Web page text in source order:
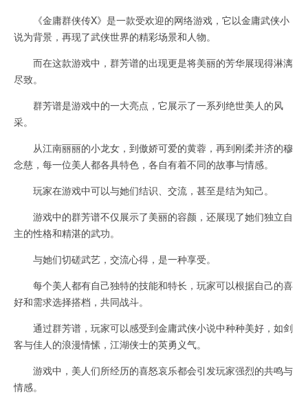
《金庸群侠传X》是一款受欢迎的网络游戏，它以金庸武侠小
说为背景，再现了武侠世界的精彩场景和人物。
而在这款游戏中，群芳谱的出现更是将美丽的芳华展现得淋漓
尽致。
群芳谱是游戏中的一大亮点，它展示了一系列绝世美人的风
采。
从江南丽丽的小龙女，到傲娇可爱的黄蓉，再到刚柔并济的穆
念慈，每一位美人都各具特色，各自有着不同的故事与情感。
玩家在游戏中可以与她们结识、交流，甚至是结为知己。
游戏中的群芳谱不仅展示了美丽的容颜，还展现了她们独立自
主的性格和精湛的武功。
与她们切磋武艺，交流心得，是一种享受。
每个美人都有自己独特的技能和特长，玩家可以根据自己的喜
好和需求选择搭档，共同战斗。
通过群芳谱，玩家可以感受到金庸武侠小说中种种美好，如剑
客与佳人的浪漫情愫，江湖侠士的英勇义气。
游戏中，美人们所经历的喜怒哀乐都会引发玩家强烈的共鸣与
情感。